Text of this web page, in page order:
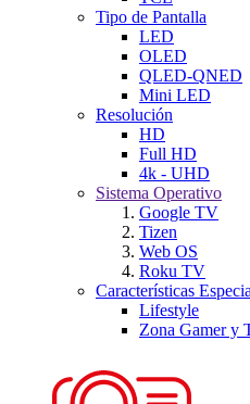
Tipo de Pantalla
LED
OLED
QLED-QNED
Mini LED
Resolución
HD
Full HD
4k - UHD
Sistema Operativo
Google TV
Tizen
Web OS
Roku TV
Características
Lifestyle
Zona Gamer y